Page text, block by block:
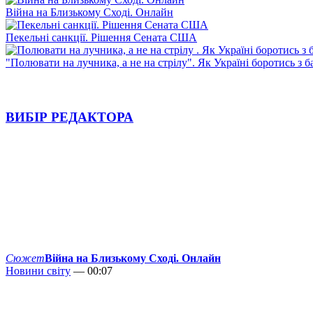
Війна на Близькому Сході. Онлайн
Пекельні санкції. Рішення Сената США
"Полювати на лучника, а не на стрілу". Як Україні боротись з
ВИБІР РЕДАКТОРА
СюжетВійна на Близькому Сході. Онлайн
Новини світу — 00:07